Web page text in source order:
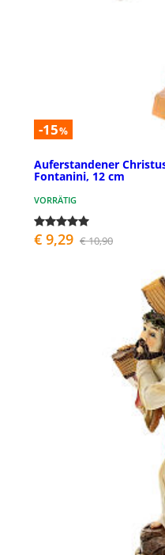
-15%
Auferstandener
Fontanini, 12 cm
VORRÄTIG
€ 9,29 € 10,90